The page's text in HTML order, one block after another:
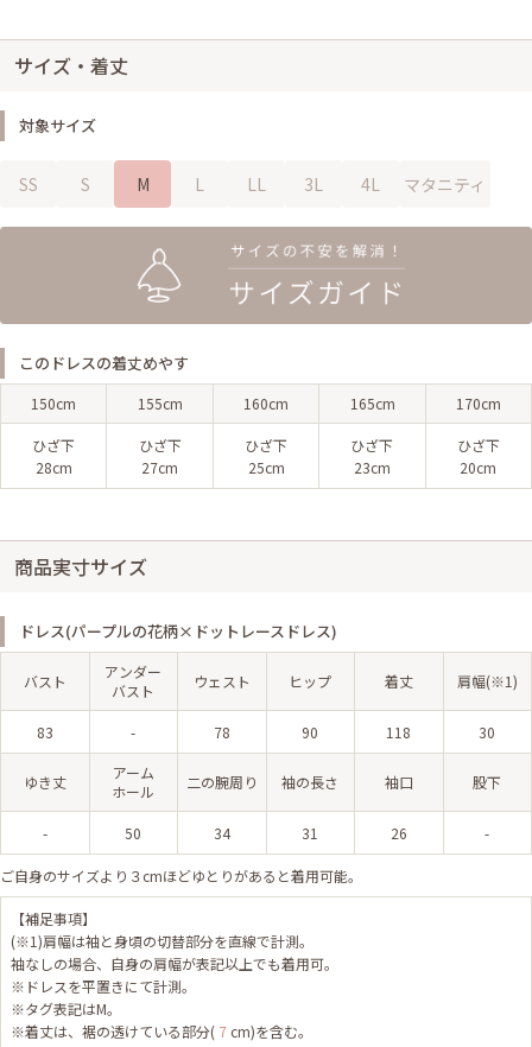
サイズ・着丈
対象サイズ
SS S M L LL 3L 4L マタニティ
このドレスの着丈めやす
150cm 155cm 160cm 165cm 170cm
ひざ下
28cm
ひざ下
27cm
ひざ下
25cm
ひざ下
23cm
ひざ下
20cm
商品実寸サイズ
ドレス(パープルの花柄×ドットレースドレス)
バスト
アンダー
バスト
ウェスト ヒップ 着丈 肩幅(※1)
83 - 78 90 118 30
ゆき丈
アーム
ホール
二の腕周り 袖の長さ 袖口 股下
- 50 34 31 26 -
ご自身のサイズより３cmほどゆとりがあると着用可能。
【補足事項】
(※1)肩幅は袖と身頃の切替部分を直線で計測。
袖なしの場合、自身の肩幅が表記以上でも着用可。
※ドレスを平置きにて計測。
※タグ表記はM。
※着丈は、裾の透けている部分( 7 cm)を含む。